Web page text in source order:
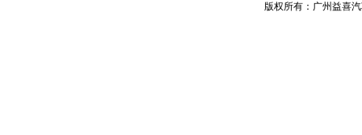
版权所有：广州益喜